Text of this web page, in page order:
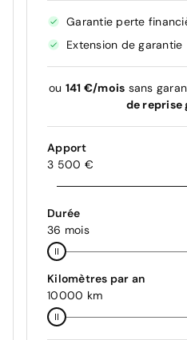
Garantie perte
Extension de garantie
ou 141 €/mois sans
de reprise
Apport
3 500 €
Durée
36 mois
Kilomètres par an
10000 km